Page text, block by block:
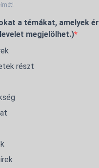
a témákat, amelyek
megjelölhet.)
részt